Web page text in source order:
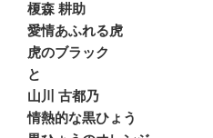
榎森 耕助
愛情あふれる虎
虎のブラック
と
山川 古都乃
情熱的な黒ひょう